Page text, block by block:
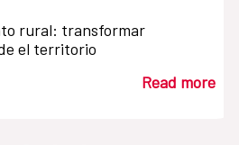
rural: transformar
el territorio
Read more